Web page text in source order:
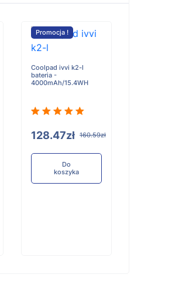
Promocja !
Coolpad ivvi k2-l
bateria -
4000mAh/15.4WH
128.47zł 160.59zł
Do
koszyka